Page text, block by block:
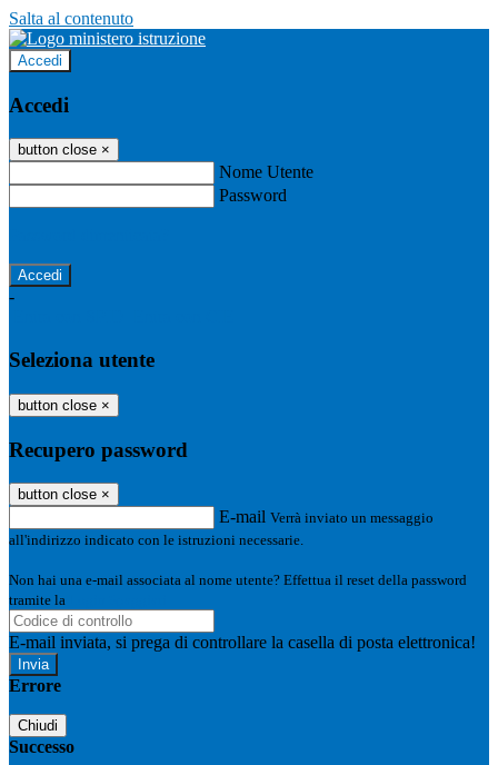
Salta al contenuto
Accedi
Accedi
button close ×
Nome Utente
Password
-
Seleziona utente
button close ×
Recupero password
button close ×
E-mail Verrà inviato un messaggio
all'indirizzo indicato con le istruzioni necessarie.
Non hai una e-mail associata al nome utente? Effettua il reset della password
tramite la
E-mail inviata, si prega di controllare la casella di posta elettronica!
Errore
Chiudi
Successo